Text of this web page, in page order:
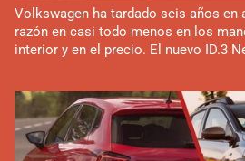
Volkswagen ha tardado seis años en
razón en casi todo menos en los
interior y en el precio. El nuevo ID.3